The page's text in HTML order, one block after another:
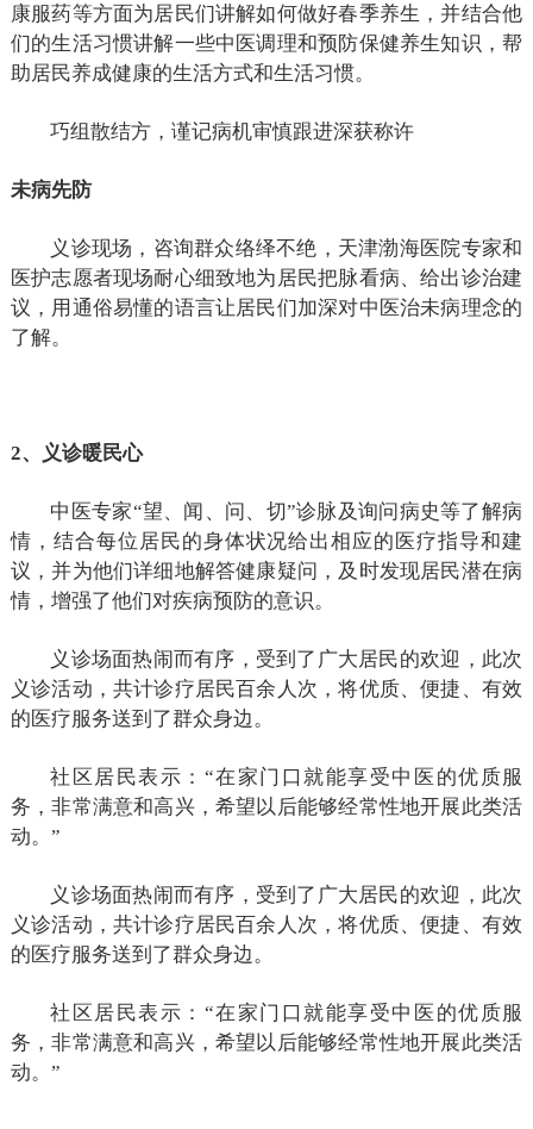
康服药等方面为居民们讲解如何做好春季养生，并结合他
们的生活习惯讲解一些中医调理和预防保健养生知识，帮
助居民养成健康的生活方式和生活习惯。
巧组散结方，谨记病机审慎跟进深获称许
未病先防
义诊现场，咨询群众络绎不绝，天津渤海医院专家和
医护志愿者现场耐心细致地为居民把脉看病、给出诊治建
议，用通俗易懂的语言让居民们加深对中医治未病理念的
了解。
2、义诊暖民心
中医专家“望、闻、问、切”诊脉及询问病史等了解病
情，结合每位居民的身体状况给出相应的医疗指导和建
议，并为他们详细地解答健康疑问，及时发现居民潜在病
情，增强了他们对疾病预防的意识。
义诊场面热闹而有序，受到了广大居民的欢迎，此次
义诊活动，共计诊疗居民百余人次，将优质、便捷、有效
的医疗服务送到了群众身边。
社区居民表示：“在家门口就能享受中医的优质服
务，非常满意和高兴，希望以后能够经常性地开展此类活
动。”
义诊场面热闹而有序，受到了广大居民的欢迎，此次
义诊活动，共计诊疗居民百余人次，将优质、便捷、有效
的医疗服务送到了群众身边。
社区居民表示：“在家门口就能享受中医的优质服
务，非常满意和高兴，希望以后能够经常性地开展此类活
动。”